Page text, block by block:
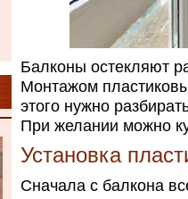
Балконы остекляют
Монтажом
этого нужно
При желании можно
Установка
Сначала с балкона